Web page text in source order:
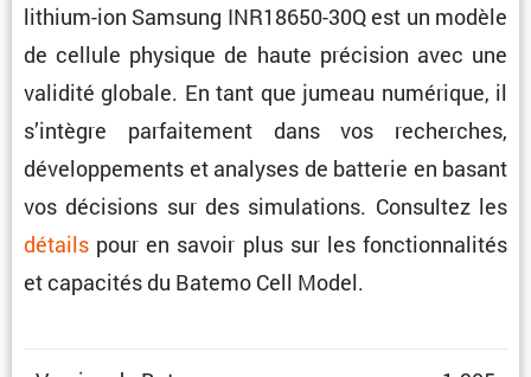
lithium-ion Samsung INR18650-30Q est un modèle
de cellule physique de haute préci­sion avec une
validité globale. En tant que jumeau numérique, il
s’intègre parfai­te­ment dans vos recherches,
dévelop­pe­ments et analyses de batterie en basant
vos décisions sur des simula­tions. Consultez les
détails pour en savoir plus sur les fonction­na­lités
et capacités du Batemo Cell Model.